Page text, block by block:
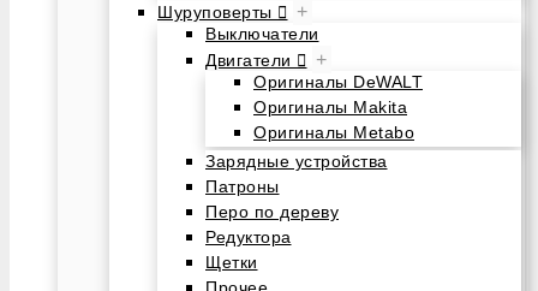
Шуруповерты
+
Выключатели
Двигатели
+
Оригиналы DeWALT
Оригиналы Makita
Оригиналы Metabo
Зарядные устройства
Патроны
Перо по дереву
Редуктора
Щетки